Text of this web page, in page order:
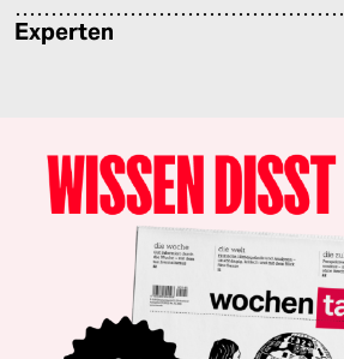
Experten